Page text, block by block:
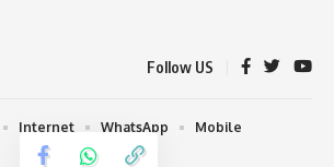
Follow US
Deepak solutions
Internet WhatsApp Mobile